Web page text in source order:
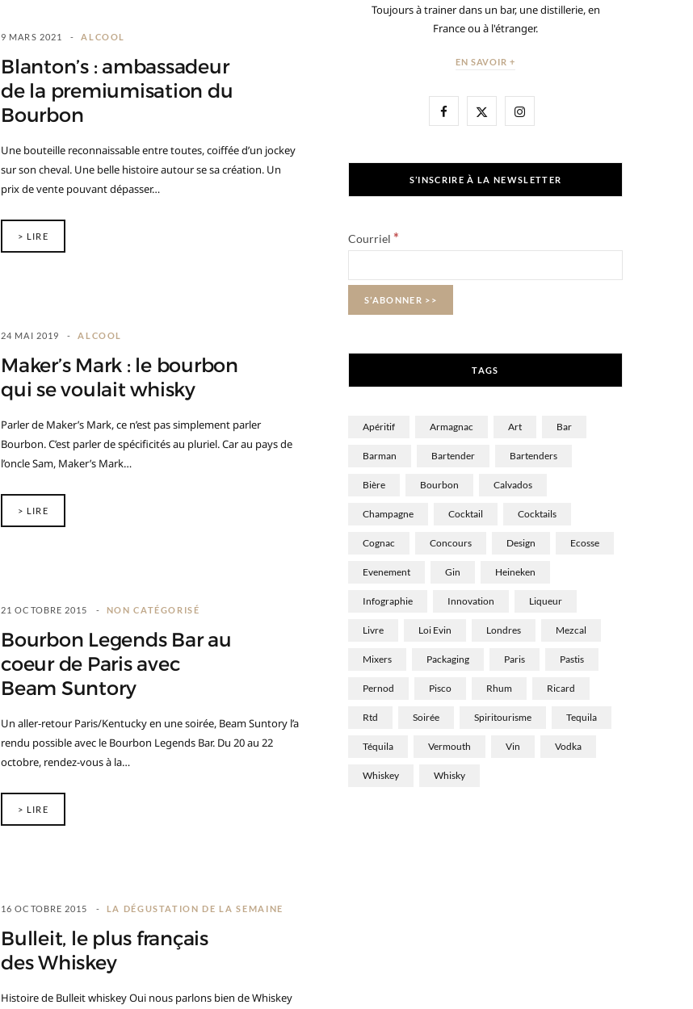
9 MARS 2021 ALCOOL
Blanton’s : ambassadeur
de la premiumisation du
Bourbon
Une bouteille reconnaissable entre toutes, coiffée d’un jockey
sur son cheval. Une belle histoire autour se sa création. Un
prix de vente pouvant dépasser…
> LIRE
24 MAI 2019 ALCOOL
Maker’s Mark : le bourbon
qui se voulait whisky
Parler de Maker’s Mark, ce n’est pas simplement parler
Bourbon. C’est parler de spécificités au pluriel. Car au pays de
l’oncle Sam, Maker’s Mark…
> LIRE
21 OCTOBRE 2015 NON CATÉGORISÉ
Bourbon Legends Bar au
coeur de Paris avec
Beam Suntory
Un aller-retour Paris/Kentucky en une soirée, Beam Suntory l’a
rendu possible avec le Bourbon Legends Bar. Du 20 au 22
octobre, rendez-vous à la…
> LIRE
16 OCTOBRE 2015 LA DÉGUSTATION DE LA SEMAINE
Bulleit, le plus français
des Whiskey
Histoire de Bulleit whiskey Oui nous parlons bien de Whiskey
Toujours à trainer dans un bar, une distillerie, en
France ou à l'étranger.
EN SAVOIR +
F
e
o
k
X
w
I
t
S’INSCRIRE À LA NEWSLETTER
Courriel *
TAGS
Apéritif Armagnac Art Bar
Barman Bartender Bartenders
Bière Bourbon Calvados
Champagne Cocktail Cocktails
Cognac Concours Design Ecosse
Evenement Gin Heineken
Infographie Innovation Liqueur
Livre Loi Evin Londres Mezcal
Mixers Packaging Paris Pastis
Pernod Pisco Rhum Ricard
Rtd Soirée Spiritourisme Tequila
Téquila Vermouth Vin Vodka
Whiskey Whisky